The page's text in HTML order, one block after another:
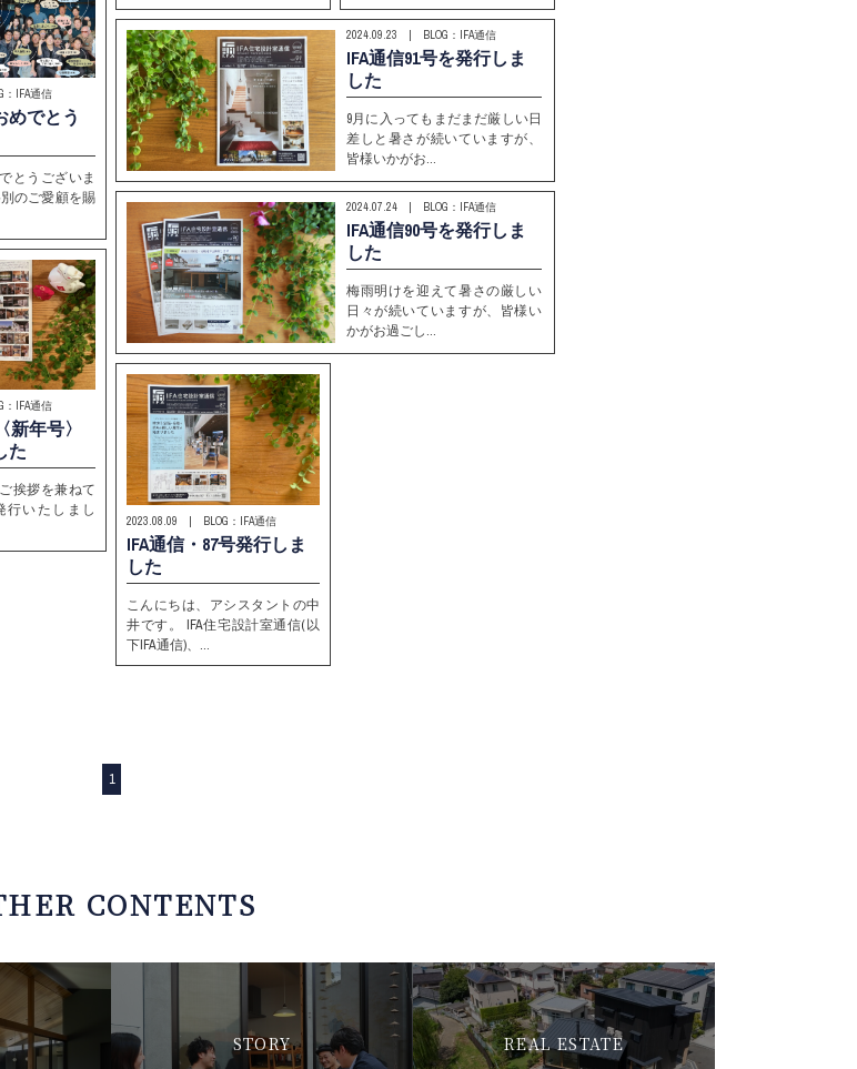
IFA通信
めでとう
とうございま
のご愛顧を賜
2024.09.23 | BLOG：IFA通信
IFA通信91号を発行しま
した
9月に入ってもまだまだ厳しい日
差しと暑さが続いていますが、
皆様いかがお…
2024.07.24 | BLOG：IFA通信
IFA通信90号を発行しま
した
梅雨明けを迎えて暑さの厳しい
日々が続いていますが、皆様い
かがお過ごし…
IFA通信
新年号〉
た
挨拶を兼ねて
行いたしまし
2023.08.09 | BLOG：IFA通信
IFA通信・87号発行しま
した
こんにちは、アシスタントの中
井です。 IFA住宅設計室通信(以
下IFA通信)、…
1
CONTENTS
STORY REAL ESTATE